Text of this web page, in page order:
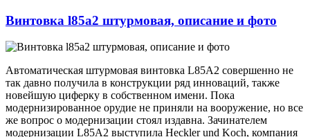
Винтовка l85a2 штурмовая, описание и фото
Автоматическая штурмовая винтовка L85A2 совершенно не
так давно получила в конструкции ряд инноваций, также
новейшую циферку в собственном имени. Пока
модернизированное орудие не приняли на вооружение, но все
же вопрос о модернизации стоял издавна. Зачинателем
модернизации L85A2 выступила Heckler und Koch, компания